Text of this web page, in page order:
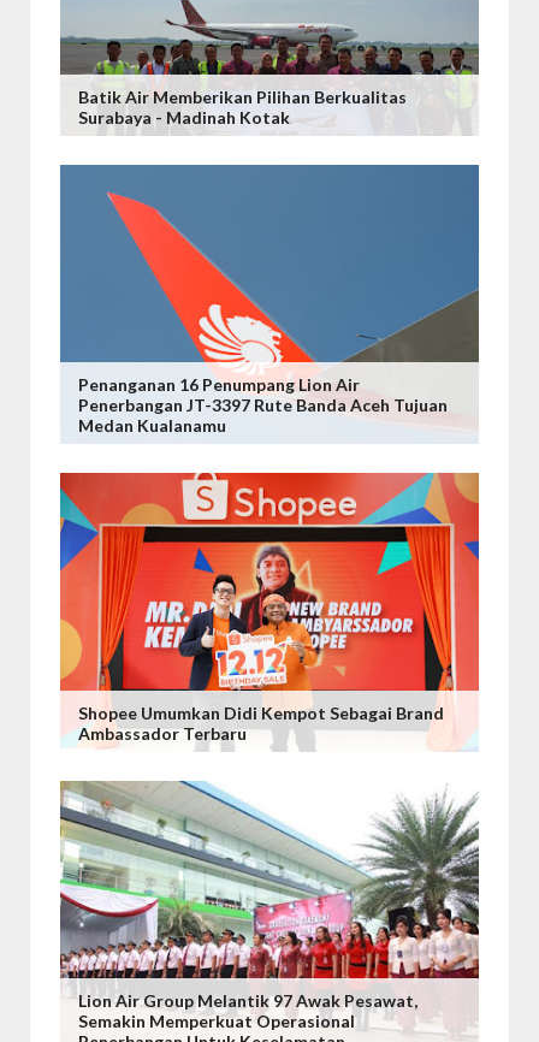
Batik Air Memberikan Pilihan Berkualitas
Surabaya - Madinah Kotak
Penanganan 16 Penumpang Lion Air
Penerbangan JT-3397 Rute Banda Aceh Tujuan
Medan Kualanamu
Shopee Umumkan Didi Kempot Sebagai Brand
Ambassador Terbaru
Lion Air Group Melantik 97 Awak Pesawat,
Semakin Memperkuat Operasional